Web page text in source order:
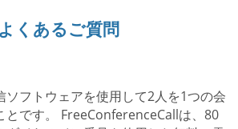
よくあるご質問
ソフトウェアを使用して2人を1つの会
とです。 FreeConferenceCallは、80